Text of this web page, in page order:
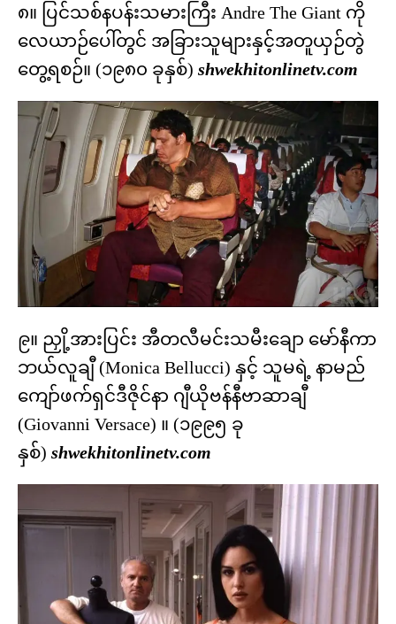
၈။ ပြင်သစ်နပန်းသမားကြီး Andre The Giant ကို
လေယာဉ်ပေါ်တွင် အခြားသူများနှင့်အတူယှဉ်တွဲ
တွေ့ရစဉ်။ (၁၉၈၀ ခုနှစ်) shwekhitonlinetv.com
၉။ ညှို့အားပြင်း အီတလီမင်းသမီးချော မော်နီကာ
ဘယ်လူချီ (Monica Bellucci) နှင့် သူမရဲ့ နာမည်
ကျော်ဖက်ရှင်ဒီဇိုင်နာ ဂျီယိုဗန်နီဗာဆာချီ
(Giovanni Versace) ။ (၁၉၉၅ ခု
နှစ်) shwekhitonlinetv.com